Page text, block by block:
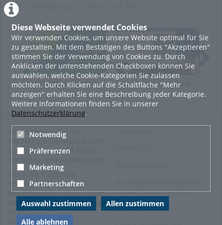
Diese Webseite verwendet Cookies
Wir verwenden Cookies, um unsere Website optimal für Sie
zu gestalten. Mit dem Bestätigen des Buttons "Akzeptieren"
stimmen Sie der Verwendung von Cookies zu. Durch
Anklicken der untenstehenden Checkboxen können Sie
auswählen, welche Cookie-Kategorien Sie zulassen
möchten. Durch Klicken auf die Schaltfläche "Mehr
anzeigen" erhalten Sie eine Beschreibung jeder Kategorie.
Weitere Informationen finden Sie in unserer
Datenschutzerklärung.
Notwendig
Präferenzen
Marketing
Partnerschaften
Auswahl zustimmen
Allen zustimmen
Alle ablehnen
Erfahrungen rund um die Lehre zu teilen und Lehrende
miteinander ins Gespräch zu bringen. Lehre mit Biss findet
der Vorlesungszeit regelmäßig am letzten Montag
wird hybridumgesetzt, so dass Interessierte sowohl in
Präsenz im Gartenhaus oder auf online über BigBlueButton
teilnehmen können.
Tags:
lehre mit biss;
Kategorien: Allgemein
Mehr Medien in "Lehre mit Biss"
Lehre mit Biss mit Erik
Theuerkauf
Lehre mit Biss mit Erik
Theuerkauf
Das Medienportal der
Hochschule Merseburg dient
zur Verwaltung und Ablage
Wenn Sie Fragen zur
Verwendung des
Medienportals haben, stellen
Sie bitte eine Supportanfrage
anmedien@hs-
merseburg.de.
das Medienportal (PDF)
Sitemap